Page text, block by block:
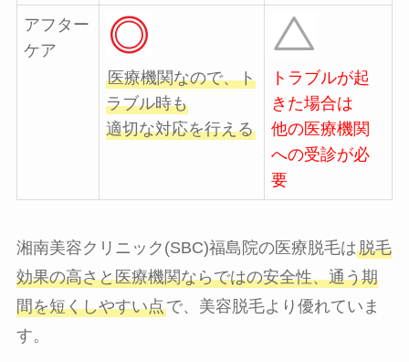
アフター
ケア
医療機関なので、ト
ラブル時も
適切な対応を行える
トラブルが起
きた場合は
他の医療機関
への受診が必
要
湘南美容クリニック(SBC)福島院の医療脱毛は脱毛
効果の高さと医療機関ならではの安全性、通う期
間を短くしやすい点で、美容脱毛より優れていま
す。